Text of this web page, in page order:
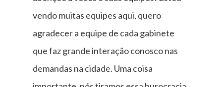
vendo muitas equipes aqui, quero
agradecer a equipe de cada gabinete
que faz grande interação conosco nas
demandas na cidade. Uma coisa